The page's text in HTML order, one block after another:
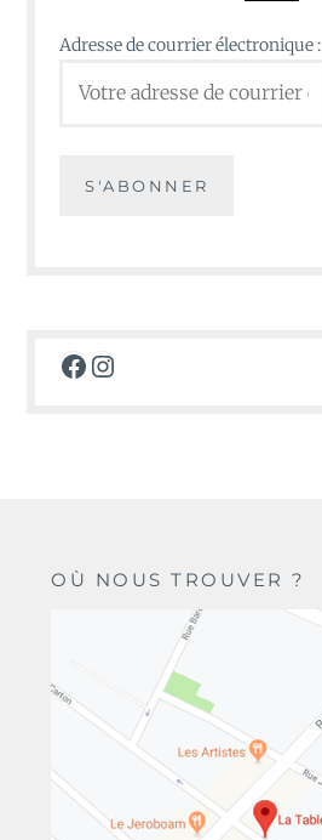
Adresse de courrier électronique :
Facebook
Instagram
OÙ NOUS TROUVER ?